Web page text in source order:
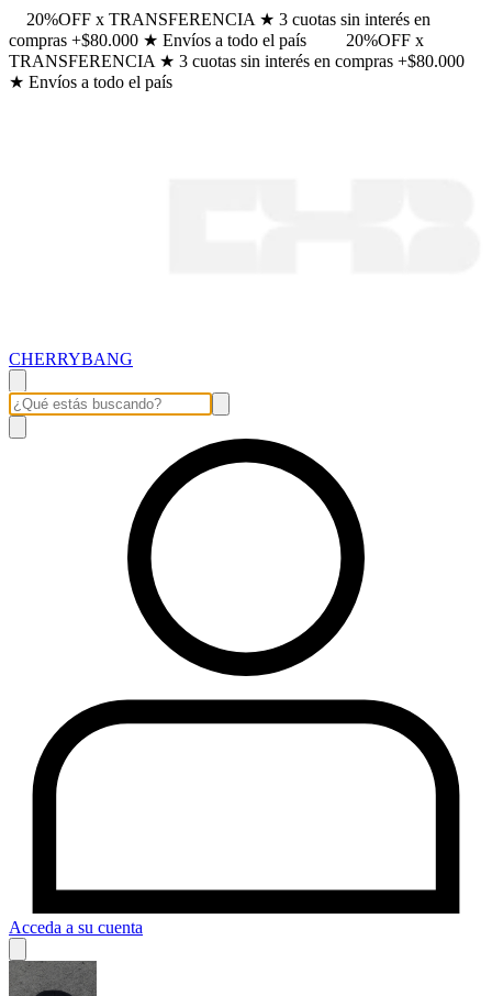
20%OFF x TRANSFERENCIA ★ 3 cuotas sin interés en
compras +$80.000 ★ Envíos a todo el país
20%OFF x
TRANSFERENCIA ★ 3 cuotas sin interés en compras +$80.000
★ Envíos a todo el país
CHERRYBANG
Acceda a su cuenta